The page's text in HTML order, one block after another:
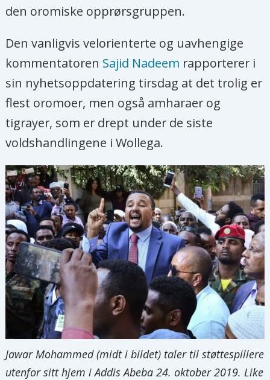
den oromiske opprørsgruppen.
Den vanligvis velorienterte og uavhengige
kommentatoren Sajid Nadeem rapporterer i
sin nyhetsoppdatering tirsdag at det trolig er
flest oromoer, men også amharaer og
tigrayer, som er drept under de siste
voldshandlingene i Wollega.
Jawar Mohammed (midt i bildet) taler til støttespillere
utenfor sitt hjem i Addis Abeba 24. oktober 2019. Like